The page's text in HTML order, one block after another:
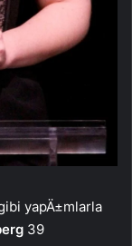
yapÄ±mlarla
39